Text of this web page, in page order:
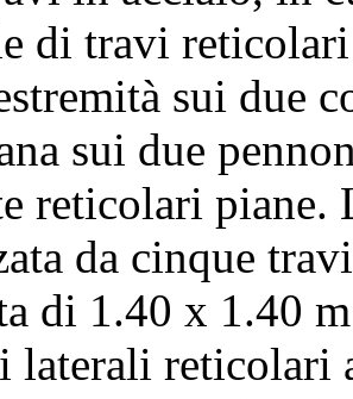
di travi reticolari
sui due
sui due
reticolari piane.
da cinque
di 1.40 x 1.40
laterali reticolari